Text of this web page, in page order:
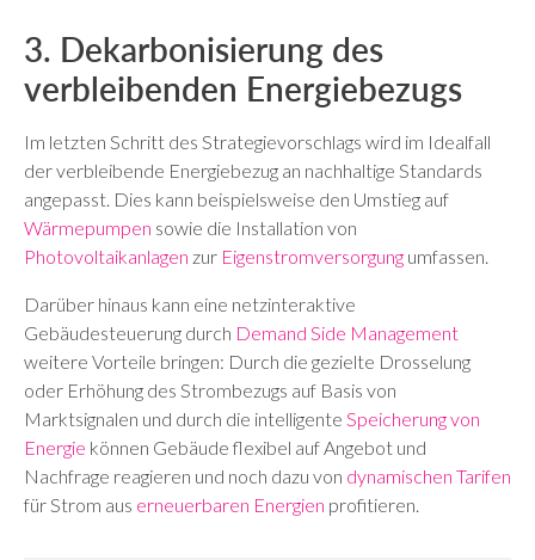
3. Dekarbonisierung des
verbleibenden Energiebezugs
Im letzten Schritt des Strategievorschlags wird im Idealfall
der verbleibende Energiebezug an nachhaltige Standards
angepasst. Dies kann beispielsweise den Umstieg auf
Wärmepumpen sowie die Installation von
Photovoltaikanlagen zur Eigenstromversorgung umfassen.
Darüber hinaus kann eine netzinteraktive
Gebäudesteuerung durch Demand Side Management
weitere Vorteile bringen: Durch die gezielte Drosselung
oder Erhöhung des Strombezugs auf Basis von
Marktsignalen und durch die intelligente Speicherung von
Energie können Gebäude flexibel auf Angebot und
Nachfrage reagieren und noch dazu von dynamischen Tarifen
für Strom aus erneuerbaren Energien profitieren.